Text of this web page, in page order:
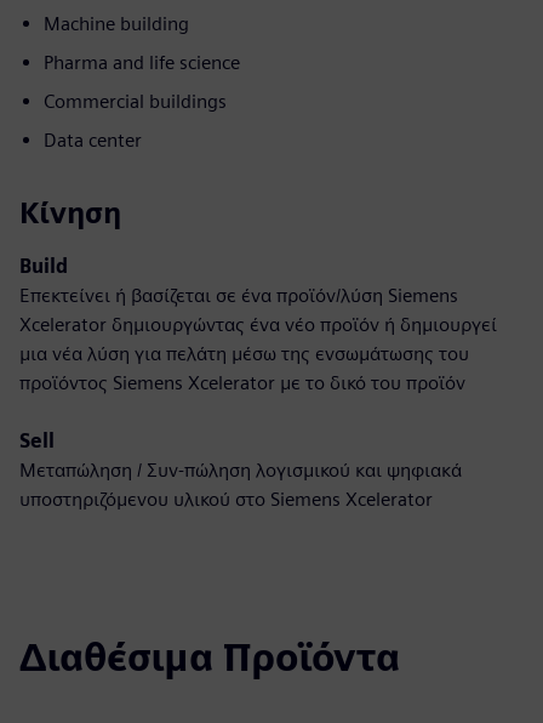
Machine building
Pharma and life science
Commercial buildings
Data center
Κίνηση
Build
Επεκτείνει ή βασίζεται σε ένα προϊόν/λύση Siemens
Xcelerator δημιουργώντας ένα νέο προϊόν ή δημιουργεί
μια νέα λύση για πελάτη μέσω της ενσωμάτωσης του
προϊόντος Siemens Xcelerator με το δικό του προϊόν
Sell
Μεταπώληση / Συν-πώληση λογισμικού και ψηφιακά
υποστηριζόμενου υλικού στο Siemens Xcelerator
Διαθέσιμα Προϊόντα